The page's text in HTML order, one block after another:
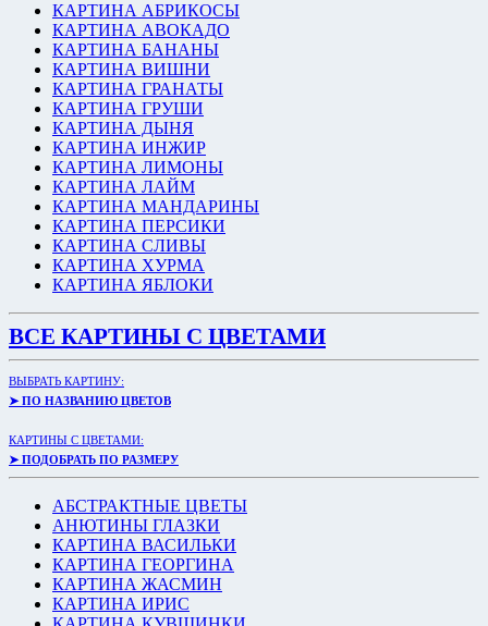
КАРТИНА АБРИКОСЫ
КАРТИНА АВОКАДО
КАРТИНА БАНАНЫ
КАРТИНА ВИШНИ
КАРТИНА ГРАНАТЫ
КАРТИНА ГРУШИ
КАРТИНА ДЫНЯ
КАРТИНА ИНЖИР
КАРТИНА ЛИМОНЫ
КАРТИНА ЛАЙМ
КАРТИНА МАНДАРИНЫ
КАРТИНА ПЕРСИКИ
КАРТИНА СЛИВЫ
КАРТИНА ХУРМА
КАРТИНА ЯБЛОКИ
ВСЕ КАРТИНЫ С ЦВЕТАМИ
ВЫБРАТЬ КАРТИНУ:
➤ ПО НАЗВАНИЮ ЦВЕТОВ
КАРТИНЫ С ЦВЕТАМИ:
➤ ПОДОБРАТЬ ПО РАЗМЕРУ
АБСТРАКТНЫЕ ЦВЕТЫ
АНЮТИНЫ ГЛАЗКИ
КАРТИНА ВАСИЛЬКИ
КАРТИНА ГЕОРГИНА
КАРТИНА ЖАСМИН
КАРТИНА ИРИС